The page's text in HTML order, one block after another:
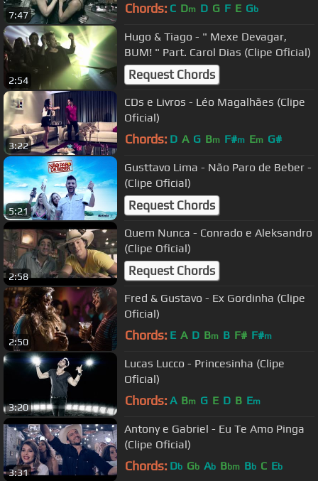
7:47 Chords: C Dm D G F E Gb
2:54
Hugo & Tiago - " Mexe Devagar,
BUM! " Part. Carol Dias (Clipe Oficial)
Request Chords
3:22
CDs e Livros - Léo Magalhães (Clipe
Oficial)
Chords: D A G Bm F#m Em G#
5:21
Gusttavo Lima - Não Paro de Beber -
(Clipe Oficial)
Request Chords
2:58
Quem Nunca - Conrado e Aleksandro
(Clipe Oficial)
Request Chords
2:50
Fred & Gustavo - Ex Gordinha (Clipe
Oficial)
Chords: E A D Bm B F# F#m
3:20
Lucas Lucco - Princesinha (Clipe
Oficial)
Chords: A Bm G E D B Em
3:31
Antony e Gabriel - Eu Te Amo Pinga
(Clipe Oficial)
Chords: Db Gb Ab Bbm Bb C Eb